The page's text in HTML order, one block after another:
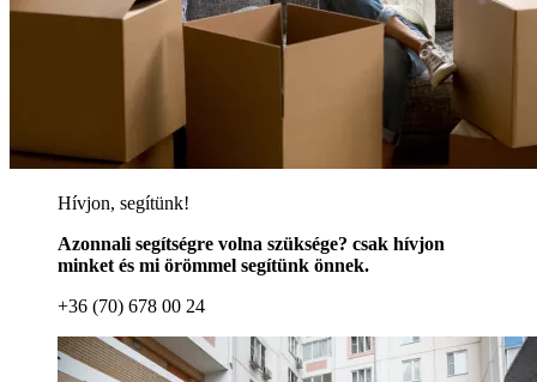
Hívjon, segítünk!
Azonnali segítségre volna szüksége? csak hívjon
minket és mi örömmel segítünk önnek.
+36 (70) 678 00 24